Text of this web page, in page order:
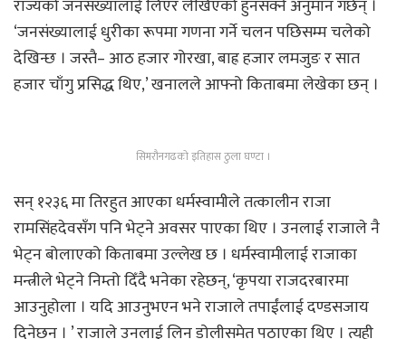
राज्यको जनसंख्यालाई लिएर लेखिएको हुनसक्ने अनुमान गर्छन् ।
‘जनसंख्यालाई धुरीका रूपमा गणना गर्ने चलन पछिसम्म चलेको
देखिन्छ । जस्तै– आठ हजार गोरखा, बाह्र हजार लमजुङ र सात
हजार चाँगु प्रसिद्ध थिए,’ खनालले आफ्नो किताबमा लेखेका छन् ।
सिमरौनगढको इतिहास ठुला घण्टा ।
सन् १२३६ मा तिरहुत आएका धर्मस्वामीले तत्कालीन राजा
रामसिंहदेवसँग पनि भेट्ने अवसर पाएका थिए । उनलाई राजाले नै
भेट्न बोलाएको किताबमा उल्लेख छ । धर्मस्वामीलाई राजाका
मन्त्रीले भेट्ने निम्तो दिँदै भनेका रहेछन्, ‘कृपया राजदरबारमा
आउनुहोला । यदि आउनुभएन भने राजाले तपाईंलाई दण्डसजाय